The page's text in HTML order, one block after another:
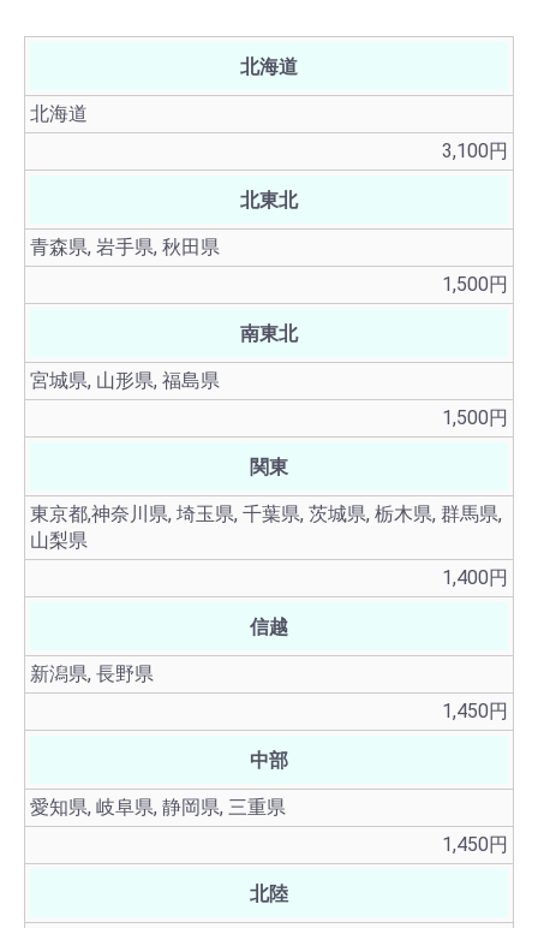
北海道
北海道
3,100円
北東北
青森県, 岩手県, 秋田県
1,500円
南東北
宮城県, 山形県, 福島県
1,500円
関東
東京都,神奈川県, 埼玉県, 千葉県, 茨城県, 栃木県, 群馬県,
山梨県
1,400円
信越
新潟県, 長野県
1,450円
中部
愛知県, 岐阜県, 静岡県, 三重県
1,450円
北陸